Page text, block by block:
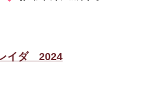
イダ 2024